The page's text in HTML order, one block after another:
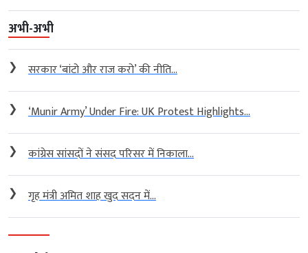
अभी-अभी
❯ सरकार ‘बांटो और राज करो’ की नीति...
❯ ‘Munir Army’ Under Fire: UK Protest Highlights...
❯ कांग्रेस सांसदों ने संसद परिसर में निकाला...
❯ गृह मंत्री अमित शाह खुद सदन में...